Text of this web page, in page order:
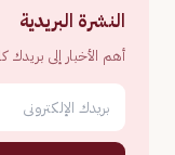
النشرة البريدية
أهم الأخبار إلى